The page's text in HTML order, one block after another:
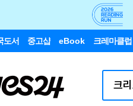
도서 중고샵 eBook 크레마클럽